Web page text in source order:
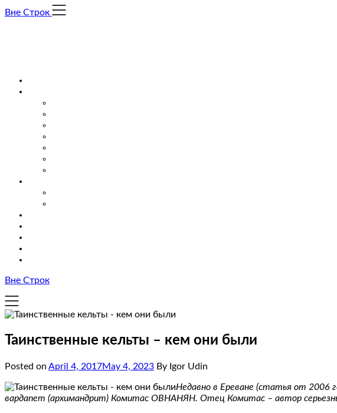
Skip
Вне Строк
Вне Строк
Таинственные кельты – кем они были
Posted on April 4, 2017May 4, 2023 By Igor Udin
Недавно в Ереване (статья от 2006
вардапет (архимандрит) Комитас ОВНАНЯН. Отец Комитас – автор